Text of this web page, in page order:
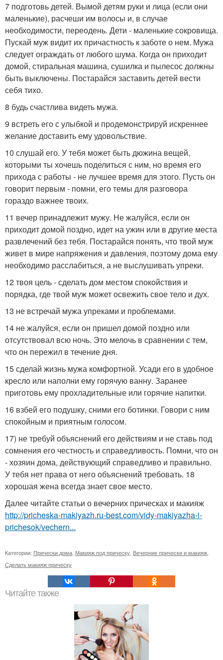
7 подготовь детей. Вымой детям руки и лица (если они
маленькие), расчеши им волосы и, в случае
необходимости, переодень. Дети - маленькие сокровища.
Пускай муж видит их причастность к заботе о нем. Мужа
следует ограждать от любого шума. Когда он приходит
домой, стиральная машина, сушилка и пылесос должны
быть выключены. Постарайся заставить детей вести
себя тихо.
8 будь счастлива видеть мужа.
9 встреть его с улыбкой и продемонстрируй искреннее
желание доставить ему удовольствие.
10 слушай его. У тебя может быть дюжина вещей,
которыми ты хочешь поделиться с ним, но время его
прихода с работы - не лучшее время для этого. Пусть он
говорит первым - помни, его темы для разговора
гораздо важнее твоих.
11 вечер принадлежит мужу. Не жалуйся, если он
приходит домой поздно, идет на ужин или в другие места
развлечений без тебя. Постарайся понять, что твой муж
живет в мире напряжения и давления, поэтому дома ему
необходимо расслабиться, а не выслушивать упреки.
12 твоя цель - сделать дом местом спокойствия и
порядка, где твой муж может освежить свое тело и дух.
13 не встречай мужа упреками и проблемами.
14 не жалуйся, если он пришел домой поздно или
отсутствовал всю ночь. Это мелочь в сравнении с тем,
что он пережил в течение дня.
15 сделай жизнь мужа комфортной. Усади его в удобное
кресло или наполни ему горячую ванну. Заранее
приготовь ему прохладительные или горячие напитки.
16 взбей его подушку, сними его ботинки. Говори с ним
спокойным и приятным голосом.
17) не требуй объяснений его действиям и не ставь под
сомнения его честность и справедливость. Помни, что он
- хозяин дома, действующий справедливо и правильно.
У тебя нет права от него объяснений требовать. 18
хорошая жена всегда знает свое место.
Далее читайте статьи о вечерних прическах и макияж
http://pricheska-makiyazh.ru-best.com/vidy-makiyazha-i-
prichesok/vechern...
Категории: Прически дома Макияж под прическу Вечерние прически и макияж
Сделать макияж прическу
Читайте также